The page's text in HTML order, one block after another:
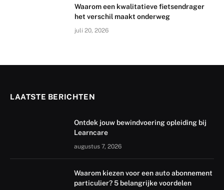
Waarom een kwalitatieve fietsendrager
het verschil maakt onderweg
juli 20, 2026
LAATSTE BERICHTEN
Ontdek jouw bewindvoering opleiding bij
Learncare
augustus 7, 2026
Waarom kiezen voor een auto abonnement
particulier? 5 belangrijke voordelen